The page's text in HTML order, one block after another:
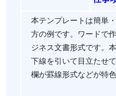
本テンプレートは簡単
方の例です。ワードで
ジネス文書形式です。
下線を引いて目立たせ
欄が罫線形式などが特色